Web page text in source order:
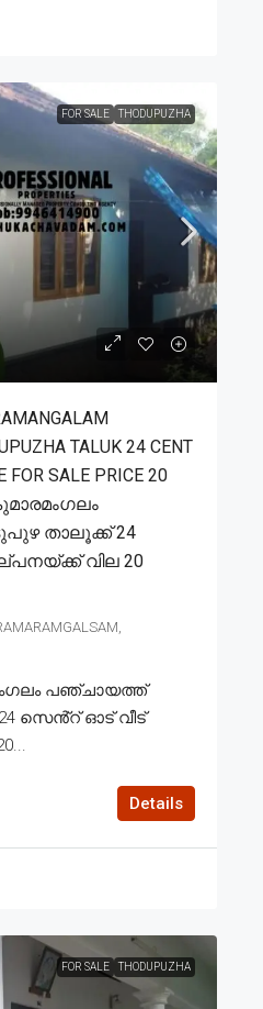
FOR SALE THODUPUZHA
TALUK 24 CENT
FOR SALE PRICE 20
താലൂക്ക് 24
വില 20
പഞ്ചായത്ത്
സെൻ്റ് ഓട് വീട്
Details
FOR SALE THODUPUZHA